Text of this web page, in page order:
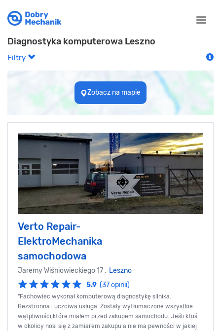
Toggle
Diagnostyka komputerowa Leszno
Filtry
Zobacz na mapie
Verto Repair-
ElektroMechanika
samochodowa
Jaremy Wiśniowieckiego 17 , Leszno
5.9 (37 opinii)
"Fachowiec wykonał komputerową diagnostykę silnika.
Bezstronna i uczciwa usługa. Zostały wytłumaczone wszystkie
wątpliwości,które miałem przed zakupem samochodu. Jeśli ktoś
w okolicy nosi się z zamiarem zakupu a nie ma pewności w jakiej